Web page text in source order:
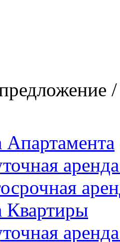
Апартамента
Квартиры